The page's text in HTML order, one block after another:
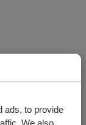
ads, to provide
We also